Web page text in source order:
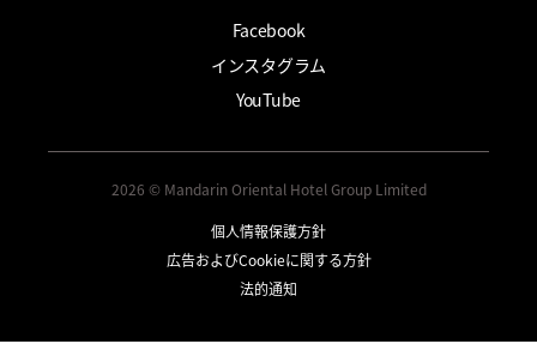
Facebook
インスタグラム
YouTube
2026 © Mandarin Oriental Hotel Group Limited
個人情報保護方針
広告およびCookieに関する方針
法的通知